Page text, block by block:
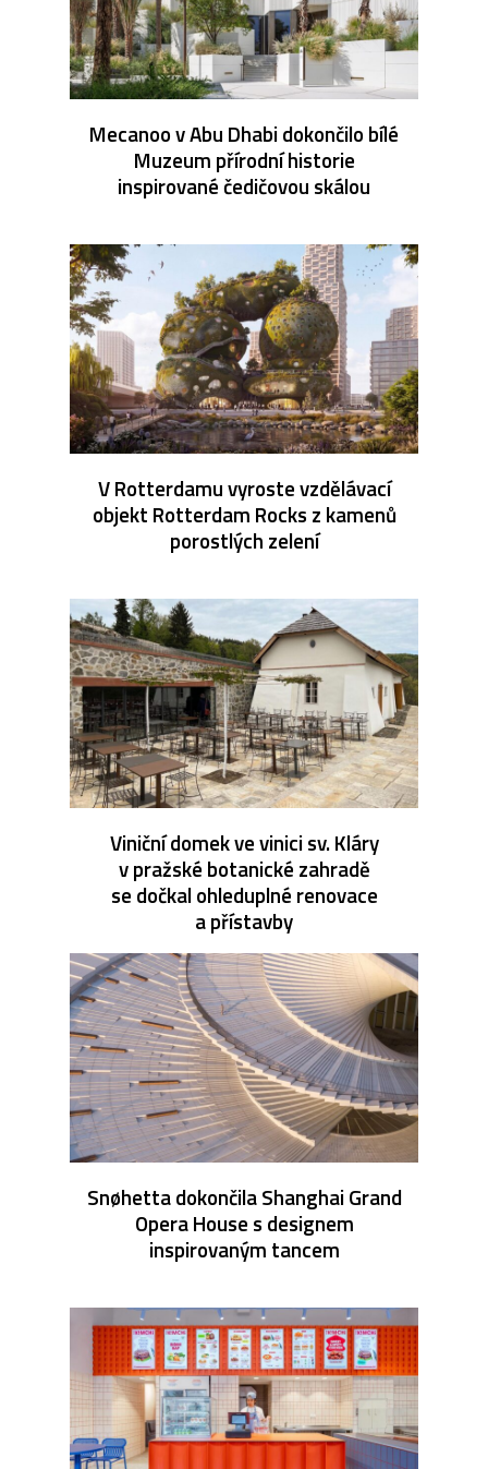
Mecanoo v Abu Dhabi dokončilo bílé
Muzeum přírodní historie
inspirované čedičovou skálou
V Rotterdamu vyroste vzdělávací
objekt Rotterdam Rocks z kamenů
porostlých zelení
Viniční domek ve vinici sv. Kláry
v pražské botanické zahradě
se dočkal ohleduplné renovace
a přístavby
Snøhetta dokončila Shanghai Grand
Opera House s designem
inspirovaným tancem